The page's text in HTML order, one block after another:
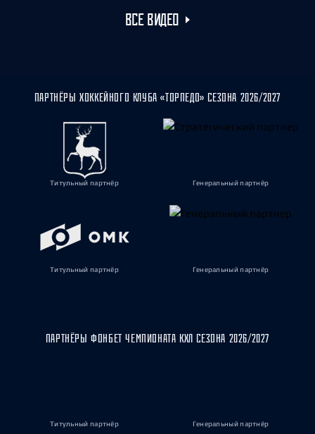
ВСЕ ВИДЕО
ПАРТНЁРЫ ХОККЕЙНОГО КЛУБА «ТОРПЕДО» СЕЗОНА 2026/2027
Титульный партнёр Генеральный партнёр
Титульный партнёр Генеральный партнёр
ПАРТНЁРЫ ФОНБЕТ ЧЕМПИОНАТА КХЛ СЕЗОНА 2026/2027
Титульный партнёр Генеральный партнёр